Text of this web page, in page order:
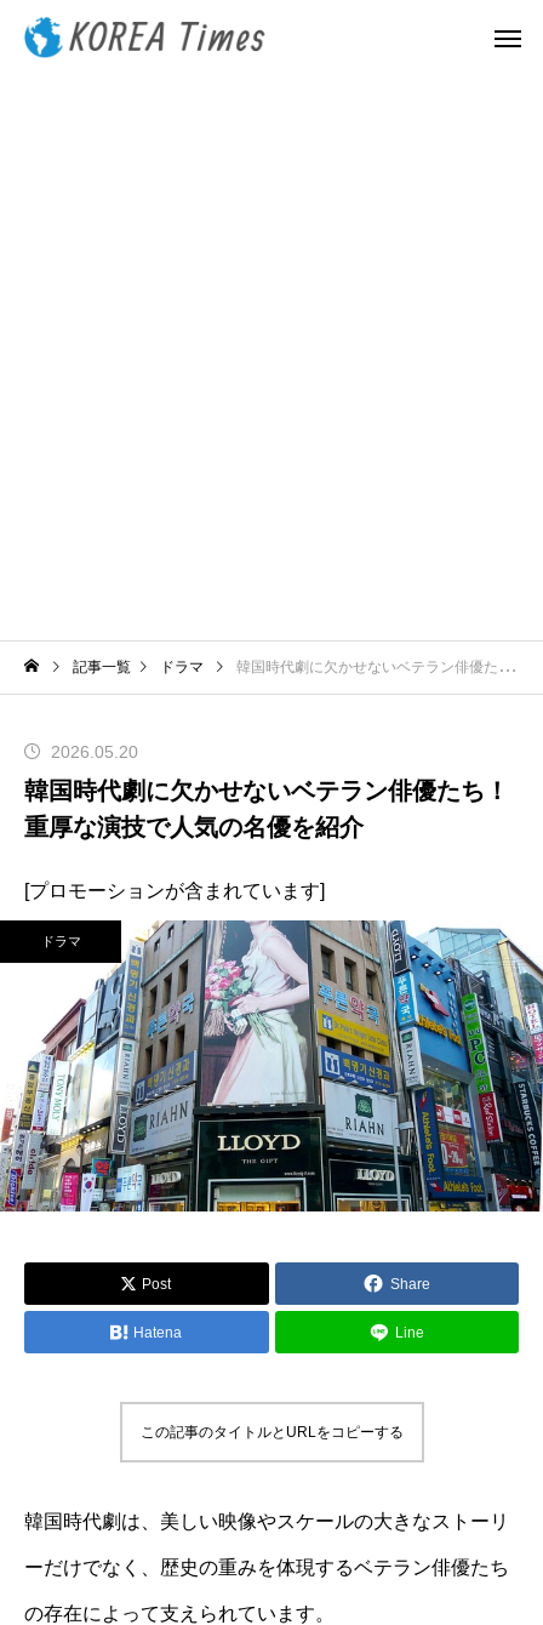
記事一覧 ドラマ 韓国時代劇に欠かせないベテラン俳優たち！重厚な演技で人気の名優を紹介
2026.05.20
韓国時代劇に欠かせないベテラン俳優たち！
重厚な演技で人気の名優を紹介
[プロモーションが含まれています]
ドラマ
Post Share
Hatena Line
この記事のタイトルとURLをコピーする
韓国時代劇は、美しい映像やスケールの大きなストーリ
ーだけでなく、歴史の重みを体現するベテラン俳優たち
の存在によって支えられています。